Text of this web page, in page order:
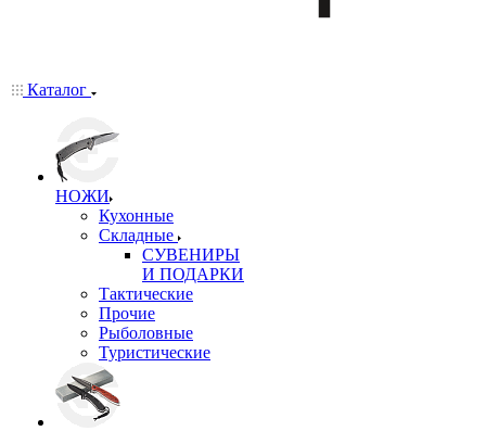
Каталог
НОЖИ
Кухонные
Складные
СУВЕНИРЫ
И ПОДАРКИ
Тактические
Прочие
Рыболовные
Туристические